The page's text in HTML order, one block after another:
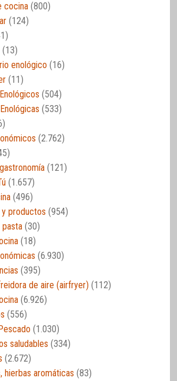
cocina (800)
(124)
(13)
enológico (16)
(11)
(504)
(533)
(2.762)
(121)
(1.657)
(496)
y productos (954)
(30)
(18)
(6.930)
(395)
de aire (airfryer) (112)
(6.926)
(556)
(1.030)
saludables (334)
(2.672)
hierbas aromáticas (83)